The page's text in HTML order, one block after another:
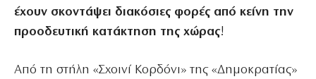
έχουν σκοντάψει διακόσιες φορές από κείνη την
προοδευτική κατάκτηση της χώρας!
Από τη στήλη «Σχοινί Κορδόνι» της «Δημοκρατίας»